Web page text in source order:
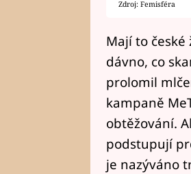
Zdroj: Femisféra
Mají to
dávno, co
prolomil
kampaně
obtěžování.
podstupují
je nazýváno